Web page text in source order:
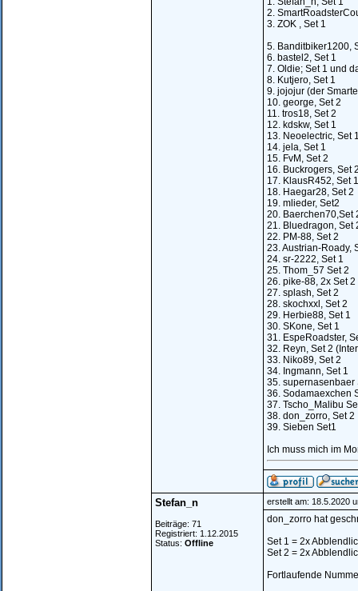
2.
3. ZOK , Set 1
5. Banditbiker1200,
6. bastel2, Set 1
7. Oldie; Set 1 und
8. Kutjero, Set 1
9. jojojur (der
10. george, Set 2
11. tros18, Set 2
12. kdskw, Set 1
13. Neoelectric, Set
14. jela, Set 1
15. FvM, Set 2
16. Buckrogers, Set
17. KlausR452, Set 1
18. Haegar28, Set 2
19. mlieder, Set2
20. Baerchen70,Set
21. Bluedragon, Set
22. PM-88, Set 2
23. Austrian-Roady,
24. sr-2222, Set 1
25. Thom_57 Set 2
26. pike-88, 2x Set 2
27. splash, Set 2
28. skochxxl, Set 2
29. Herbie88, Set 1
30. SKone, Set 1
31. EspeRoadster,
32. Reyn, Set 2
33. Niko89, Set 2
34. Ingmann, Set 1
35. supernasenbaer
36. Sodamaexchen
37. Tscho_Malibu
38. don_zorro, Set 2
39. Sieben Set1
Ich muss mich im
Stefan_n
Beiträge: 71
Registriert: 1.12.2015
Status: Offline
erstellt am: 18.5.2020
don_zorro hat
Set 1 = 2x
Set 2 = 2x
Fortlaufende